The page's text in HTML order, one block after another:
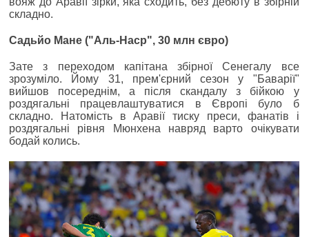
складно.
Садьйо Мане ("Аль-Наср", 30 млн євро)
Зате з переходом капітана збірної Сенегалу все
зрозуміло. Йому 31, прем'єрний сезон у "Баварії"
вийшов посереднім, а після скандалу з бійкою у
роздягальні працевлаштуватися в Європі було б
складно. Натомість в Аравії тиску преси, фанатів і
роздягальні рівня Мюнхена навряд варто очікувати
бодай колись.